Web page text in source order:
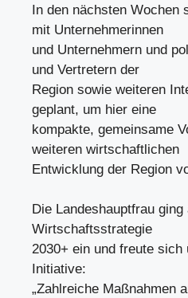
In den nächsten Wochen
mit Unternehmerinnen
und Unternehmern und
und Vertretern der
Region sowie weiteren
geplant, um hier eine
kompakte, gemeinsame
weiteren wirtschaftlichen
Entwicklung der Region
Die Landeshauptfrau
Wirtschaftsstrategie
2030+ ein und freute sich
Initiative:
„Zahlreiche Maßnahmen